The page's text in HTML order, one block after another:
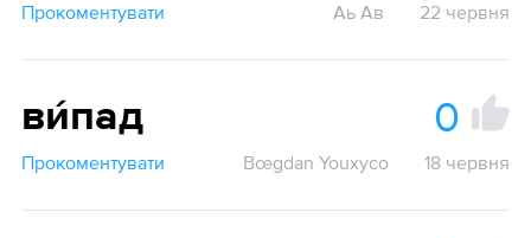
Прокоментувати Аь Ав 22 червня
ви́пад 0
Прокоментувати Bœgdan Youxyco 18 червня